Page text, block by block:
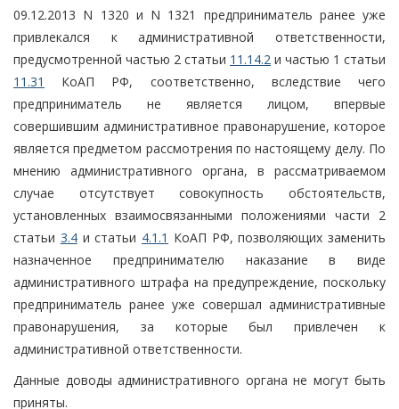
09.12.2013 N 1320 и N 1321 предприниматель ранее уже
привлекался к административной ответственности,
предусмотренной частью 2 статьи 11.14.2 и частью 1 статьи
11.31
КоАП РФ, соответственно, вследствие чего
предприниматель не является лицом, впервые
совершившим административное правонарушение, которое
является предметом рассмотрения по настоящему делу. По
мнению административного органа, в рассматриваемом
случае отсутствует совокупность обстоятельств,
установленных взаимосвязанными положениями части 2
статьи 3.4и статьи 4.1.1 КоАП РФ, позволяющих заменить
назначенное предпринимателю наказание в виде
административного штрафа на предупреждение, поскольку
предприниматель ранее уже совершал административные
правонарушения, за которые был привлечен к
административной ответственности.
Данные доводы административного органа не могут быть
приняты.